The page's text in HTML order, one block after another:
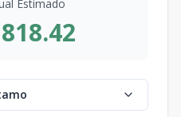
Estimado